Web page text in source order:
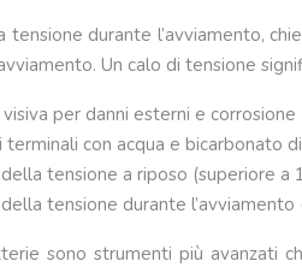
tensione durante l’avviamento,
Un calo di tensione
per danni esterni e corrosione
terminali con acqua e bicarbonato
tensione a riposo (superiore a
tensione durante l’avviamento
sono strumenti più avanzati